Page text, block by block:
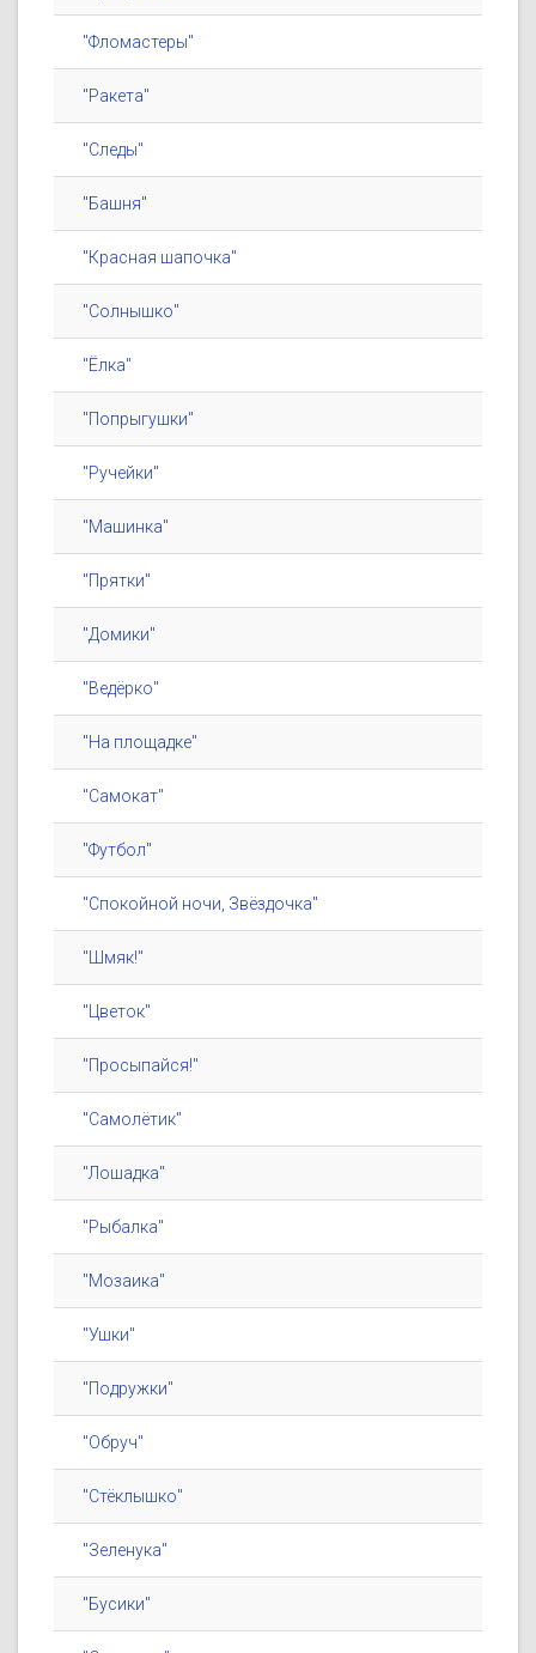
"Фломастеры"
"Ракета"
"Следы"
"Башня"
"Красная шапочка"
"Солнышко"
"Ёлка"
"Попрыгушки"
"Ручейки"
"Машинка"
"Прятки"
"Домики"
"Ведёрко"
"На площадке"
"Самокат"
"Футбол"
"Спокойной ночи, Звёздочка"
"Шмяк!"
"Цветок"
"Просыпайся!"
"Самолётик"
"Лошадка"
"Рыбалка"
"Мозаика"
"Ушки"
"Подружки"
"Обруч"
"Стёклышко"
"Зеленука"
"Бусики"